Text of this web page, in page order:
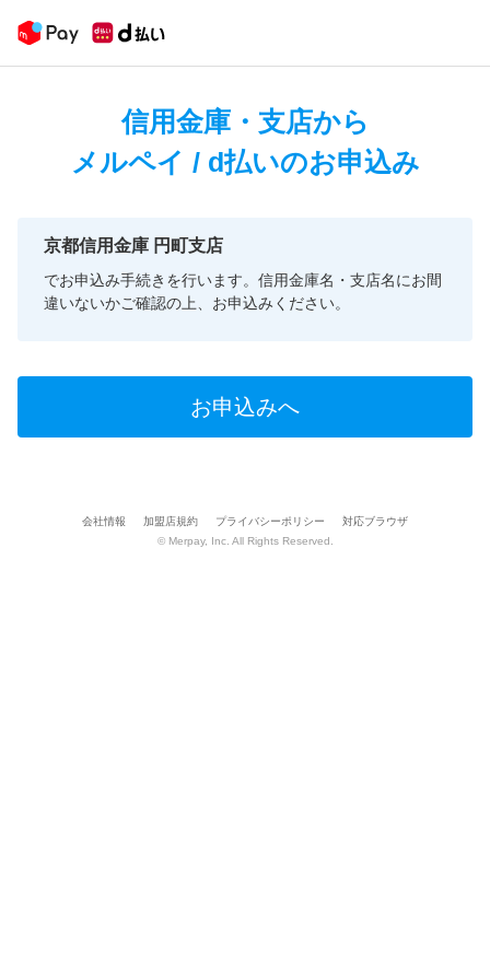
信用金庫・支店から
メルペイ / d払いのお申込み
京都信用金庫 円町支店
でお申込み手続きを行います。信用金庫名・支店名にお間
違いないかご確認の上、お申込みください。
お申込みへ
会社情報 加盟店規約 プライバシーポリシー
対応ブラウザ
© Merpay, Inc. All Rights Reserved.